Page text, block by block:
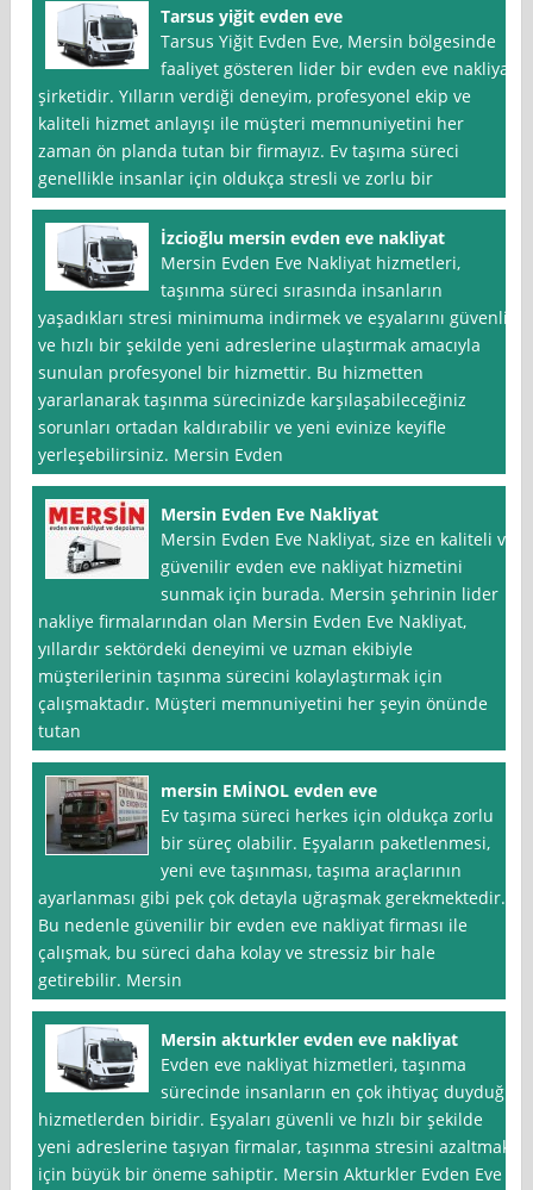
Tarsus yiğit evden eve
Tarsus Yiğit Evden Eve, Mersin bölgesinde
faaliyet gösteren lider bir evden eve nakliyat
şirketidir. Yılların verdiği deneyim, profesyonel ekip ve
kaliteli hizmet anlayışı ile müşteri memnuniyetini her
zaman ön planda tutan bir firmayız. Ev taşıma süreci
genellikle insanlar için oldukça stresli ve zorlu bir
İzcioğlu mersin evden eve nakliyat
Mersin Evden Eve Nakliyat hizmetleri,
taşınma süreci sırasında insanların
yaşadıkları stresi minimuma indirmek ve eşyalarını güvenli
ve hızlı bir şekilde yeni adreslerine ulaştırmak amacıyla
sunulan profesyonel bir hizmettir. Bu hizmetten
yararlanarak taşınma sürecinizde karşılaşabileceğiniz
sorunları ortadan kaldırabilir ve yeni evinize keyifle
yerleşebilirsiniz. Mersin Evden
Mersin Evden Eve Nakliyat
Mersin Evden Eve Nakliyat, size en kaliteli ve
güvenilir evden eve nakliyat hizmetini
sunmak için burada. Mersin şehrinin lider
nakliye firmalarından olan Mersin Evden Eve Nakliyat,
yıllardır sektördeki deneyimi ve uzman ekibiyle
müşterilerinin taşınma sürecini kolaylaştırmak için
çalışmaktadır. Müşteri memnuniyetini her şeyin önünde
tutan
mersin EMİNOL evden eve
Ev taşıma süreci herkes için oldukça zorlu
bir süreç olabilir. Eşyaların paketlenmesi,
yeni eve taşınması, taşıma araçlarının
ayarlanması gibi pek çok detayla uğraşmak gerekmektedir.
Bu nedenle güvenilir bir evden eve nakliyat firması ile
çalışmak, bu süreci daha kolay ve stressiz bir hale
getirebilir. Mersin
Mersin akturkler evden eve nakliyat
Evden eve nakliyat hizmetleri, taşınma
sürecinde insanların en çok ihtiyaç duyduğu
hizmetlerden biridir. Eşyaları güvenli ve hızlı bir şekilde
yeni adreslerine taşıyan firmalar, taşınma stresini azaltmak
için büyük bir öneme sahiptir. Mersin Akturkler Evden Eve